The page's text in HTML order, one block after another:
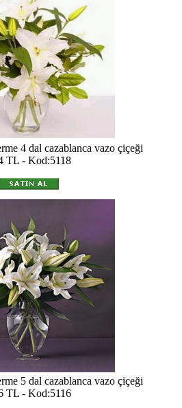
4 dal cazablanca vazo çiçeği
TL - Kod:5118
5 dal cazablanca vazo çiçeği
TL - Kod:5116